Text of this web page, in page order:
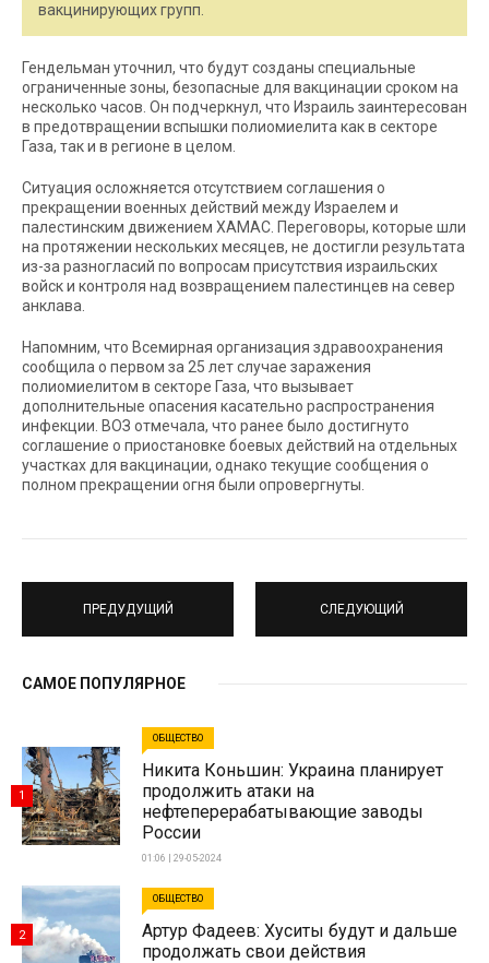
вакцинирующих групп.
Гендельман уточнил, что будут созданы специальные
ограниченные зоны, безопасные для вакцинации сроком на
несколько часов. Он подчеркнул, что Израиль заинтересован
в предотвращении вспышки полиомиелита как в секторе
Газа, так и в регионе в целом.
Ситуация осложняется отсутствием соглашения о
прекращении военных действий между Израелем и
палестинским движением ХАМАС. Переговоры, которые шли
на протяжении нескольких месяцев, не достигли результата
из-за разногласий по вопросам присутствия израильских
войск и контроля над возвращением палестинцев на север
анклава.
Напомним, что Всемирная организация здравоохранения
сообщила о первом за 25 лет случае заражения
полиомиелитом в секторе Газа, что вызывает
дополнительные опасения касательно распространения
инфекции. ВОЗ отмечала, что ранее было достигнуто
соглашение о приостановке боевых действий на отдельных
участках для вакцинации, однако текущие сообщения о
полном прекращении огня были опровергнуты.
ПРЕДУДУЩИЙ СЛЕДУЮЩИЙ
САМОЕ ПОПУЛЯРНОЕ
ОБЩЕСТВО
Никита Коньшин: Украина планирует
продолжить атаки на
нефтеперерабатывающие заводы
России
01:06 | 29-05-2024
1
ОБЩЕСТВО
Артур Фадеев: Хуситы будут и дальше
продолжать свои действия
2